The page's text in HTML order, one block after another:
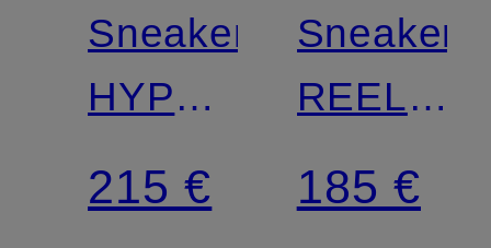
Sneaker
HYPERWAY
LOW
215 €
Sneaker
LOW
YD
185 €